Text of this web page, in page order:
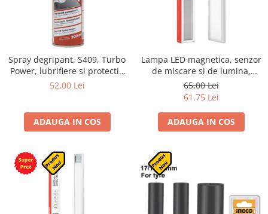
Spray degripant, S409, Turbo
Power, lubrifiere si protectie
anticoroziva, 300ml
52,00 Lei
ADAUGA IN COS
Lampa LED magnetica, senzor
de miscare si de lumina,
1000mAh, reincarcabila
65,00 Lei
61,75 Lei
ADAUGA IN COS